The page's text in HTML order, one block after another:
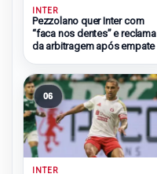
INTER
Pezzolano quer Inter com
“faca nos dentes” e reclama
da arbitragem após empate
06
INTER